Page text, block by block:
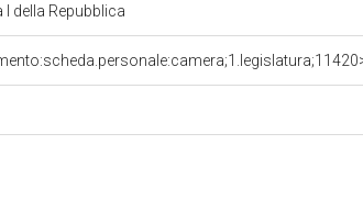
I della Repubblica